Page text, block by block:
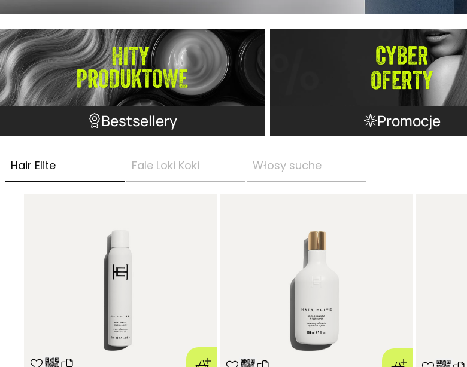
Bestsellery Promocje
Hair Elite Fale Loki Koki Włosy suche